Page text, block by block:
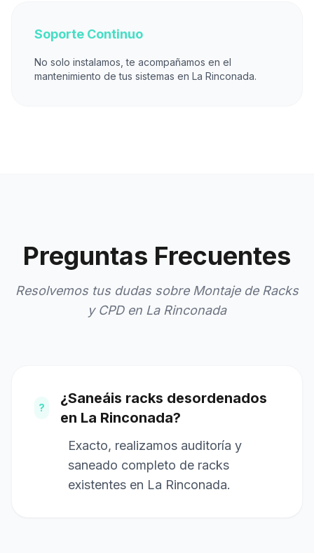
Soporte Continuo
No solo instalamos, te acompañamos en el
mantenimiento de tus sistemas en La Rinconada.
Preguntas Frecuentes
Resolvemos tus dudas sobre Montaje de Racks
y CPD en La Rinconada
?
¿Saneáis racks desordenados
en La Rinconada?
Exacto, realizamos auditoría y
saneado completo de racks
existentes en La Rinconada.